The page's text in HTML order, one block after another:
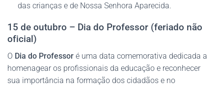
das crianças e de Nossa Senhora Aparecida.
15 de outubro – Dia do Professor (feriado não
oficial)
O Dia do Professor é uma data comemorativa dedicada a
homenagear os profissionais da educação e reconhecer
sua importância na formação dos cidadãos e no